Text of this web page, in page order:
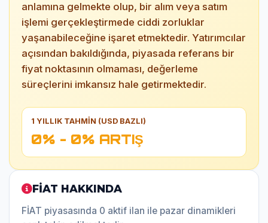
anlamına gelmekte olup, bir alım veya satım
işlemi gerçekleştirmede ciddi zorluklar
yaşanabileceğine işaret etmektedir. Yatırımcılar
açısından bakıldığında, piyasada referans bir
fiyat noktasının olmaması, değerleme
süreçlerini imkansız hale getirmektedir.
1 YILLIK TAHMİN (USD BAZLI)
0% - 0% ARTIŞ
FİAT HAKKINDA
FİAT piyasasında 0 aktif ilan ile pazar dinamikleri